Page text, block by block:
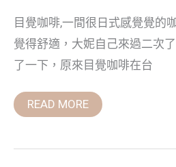
目覺咖啡,一間很日式感覺覺的
覺得舒適，大妮自己來過二次
了一下，原來目覺咖啡在台
READ MORE